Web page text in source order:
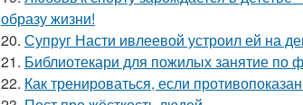
образу жизни!
20. Супруг Насти ивлеевой устроил ей на
21. Библиотекари для пожилых занятие по
22. Как тренироваться, если